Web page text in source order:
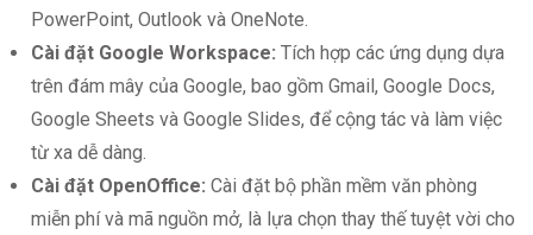
PowerPoint, Outlook và OneNote.
Cài đặt Google Workspace: Tích hợp các ứng dụng dựa
trên đám mây của Google, bao gồm Gmail, Google Docs,
Google Sheets và Google Slides, để cộng tác và làm việc
từ xa dễ dàng.
Cài đặt OpenOffice: Cài đặt bộ phần mềm văn phòng
miễn phí và mã nguồn mở, là lựa chọn thay thế tuyệt vời cho